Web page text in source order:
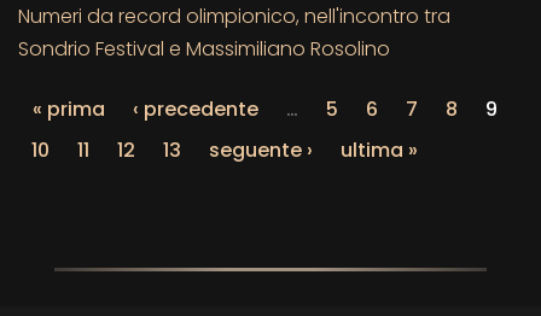
Numeri da record olimpionico, nell'incontro tra
Sondrio Festival e Massimiliano Rosolino
« prima ‹ precedente … 5 6 7 8
9
10
11 12 13 seguente › ultima »